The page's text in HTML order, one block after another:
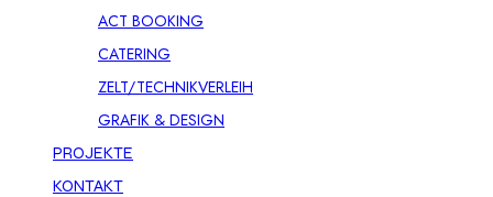
ACT BOOKING
CATERING
ZELT/TECHNIKVERLEIH
GRAFIK & DESIGN
PROJEKTE
KONTAKT